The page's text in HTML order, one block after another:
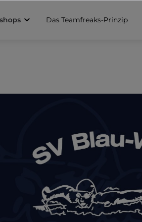
Das Teamfreaks-Prinzip